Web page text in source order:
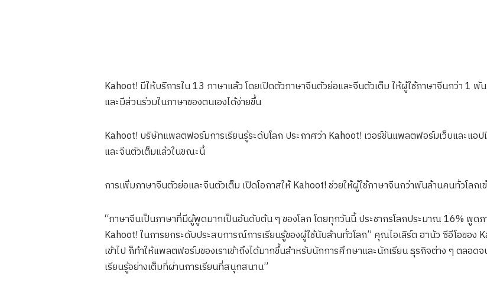
Kahoot! มีให้บริการใน 13 ภาษาแล้ว โดยเปิดตัวภาษาจีนตัวย่อและจีนตัวเต็ม ให้ผู้ใช้ภาษาจีนกว่า 1
และมีส่วนร่วมในภาษาของตนเองได้ง่ายขึ้น
Kahoot! บริษัทแพลตฟอร์มการเรียนรู้ระดับโลก ประกาศว่า Kahoot! เวอร์ชันแพลตฟอร์มเว็บและแอ
และจีนตัวเต็มแล้วในขณะนี้
การเพิ่มภาษาจีนตัวย่อและจีนตัวเต็ม เปิดโอกาสให้ Kahoot! ช่วยให้ผู้ใช้ภาษาจีนกว่าพันล้านคนทั่วโลก
“ภาษาจีนเป็นภาษาที่มีผู้พูดมากเป็นอันดับต้น ๆ ของโลก โดยทุกวันนี้ ประชากรโลกประมาณ 16% พูด
Kahoot! ในการยกระดับประสบการณ์การเรียนรู้ของผู้ใช้นับล้านทั่วโลก” คุณไอเลิร์ต ฮานัว ซีอีโอของ
เข้าไป ก็ทำให้แพลตฟอร์มของเราเข้าถึงได้มากขึ้นสำหรับนักการศึกษาและนักเรียน ธุรกิจต่าง ๆ ตล
เรียนรู้อย่างเต็มที่ผ่านการเรียนที่สนุกสนาน”